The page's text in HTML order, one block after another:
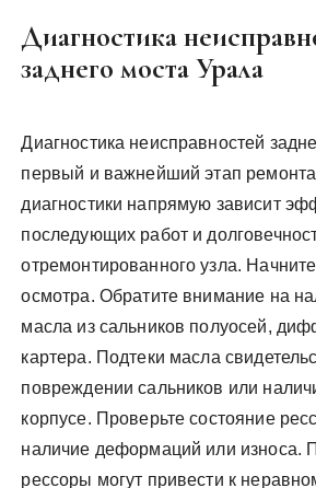
Диагностика
заднего моста Урала
Диагностика неисправностей
первый и важнейший этап
диагностики напрямую зависит
последующих работ и
отремонтированного узла.
осмотра. Обратите внимание на
масла из сальников полуосей,
картера. Подтеки масла
повреждении сальников или
корпусе. Проверьте состояние
наличие деформаций или износа.
рессоры могут привести к